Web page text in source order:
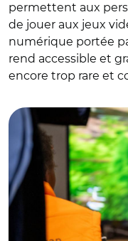
permettent aux
de jouer aux jeux
numérique portée
rend accessible et
encore trop rare et